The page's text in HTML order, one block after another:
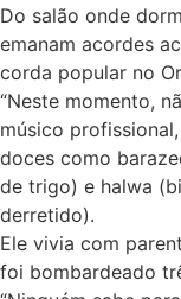
Do salão onde
emanam acordes
corda popular no
“Neste momento,
músico
doces como
de trigo) e halwa
derretido).
Ele vivia com
foi bombardeado